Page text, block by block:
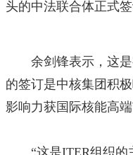
头的中法联合体正式
余剑锋表示，这
的签订是中核集团积
影响力获国际核能高端